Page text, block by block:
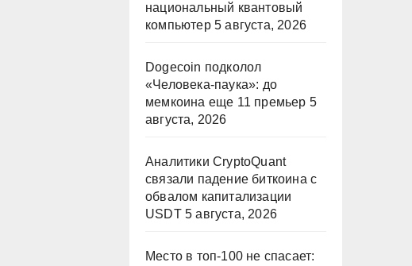
национальный квантовый
компьютер 5 августа, 2026
Dogecoin подколол
«Человека-паука»: до
мемкоина еще 11 премьер 5
августа, 2026
Аналитики CryptoQuant
связали падение биткоина с
обвалом капитализации
USDT 5 августа, 2026
Место в топ-100 не спасает: